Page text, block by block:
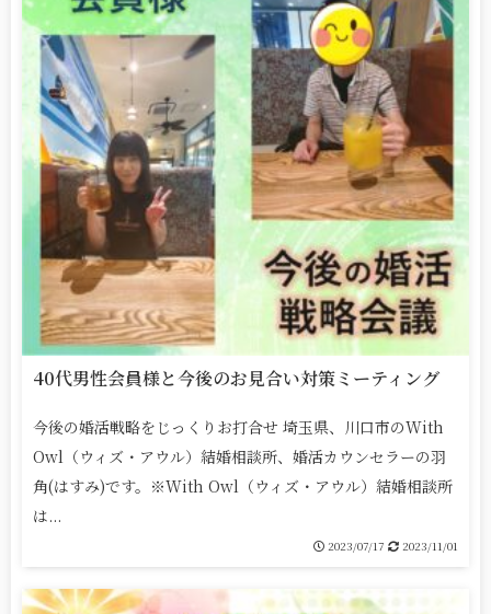
40代男性会員様と今後のお見合い対策ミーティング
今後の婚活戦略をじっくりお打合せ 埼玉県、川口市のWith
Owl（ウィズ・アウル）結婚相談所、婚活カウンセラーの羽
角(はすみ)です。※With Owl（ウィズ・アウル）結婚相談所
は...
2023/07/17 2023/11/01